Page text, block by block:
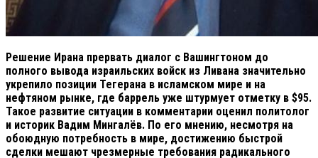
Решение Ирана прервать диалог с Вашингтоном до
полного вывода израильских войск из Ливана значительно
укрепило позиции Тегерана в исламском мире и на
нефтяном рынке, где баррель уже штурмует отметку в $95.
Такое развитие ситуации в комментарии оценил политолог
и историк Вадим Мингалёв. По его мнению, несмотря на
обоюдную потребность в мире, достижению быстрой
сделки мешают чрезмерные требования радикального